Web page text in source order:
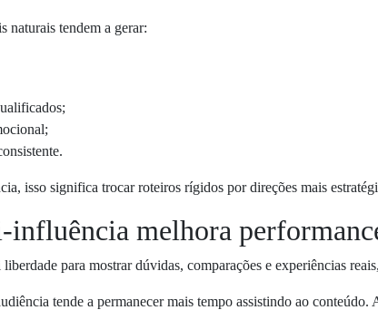
naturais tendem a gerar:
isso significa trocar roteiros rígidos por direções mais
influência melhora
para mostrar dúvidas, comparações e experiências
tende a permanecer mais tempo assistindo ao